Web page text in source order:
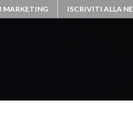
MARKETING ISCRIVITI ALLA